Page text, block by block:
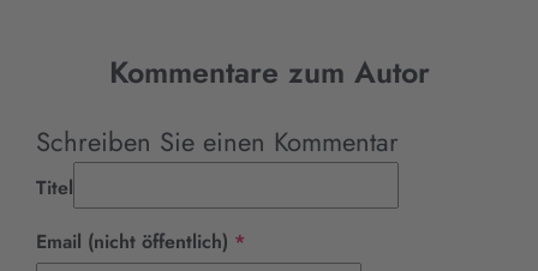
Kommentare zum Autor
Schreiben Sie einen Kommentar
Titel
Email (nicht öffentlich) *